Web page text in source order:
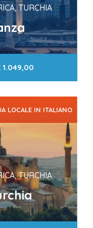
TURCHIA
1.049,00
LOCALE IN ITALIANO
TURCHIA